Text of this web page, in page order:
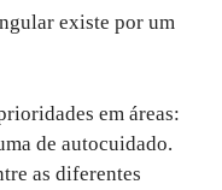
existe por um
em áreas:
de autocuidado.
as diferentes